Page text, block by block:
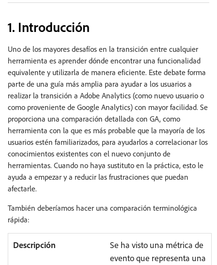
1. Introducción
Uno de los mayores desafíos en la transición entre cualquier
herramienta es aprender dónde encontrar una funcionalidad
equivalente y utilizarla de manera eficiente. Este debate forma
parte de una guía más amplia para ayudar a los usuarios a
realizar la transición a Adobe Analytics (como nuevo usuario o
como proveniente de Google Analytics) con mayor facilidad. Se
proporciona una comparación detallada con GA, como
herramienta con la que es más probable que la mayoría de los
usuarios estén familiarizados, para ayudarlos a correlacionar los
conocimientos existentes con el nuevo conjunto de
herramientas. Cuando no haya sustituto en la práctica, esto le
ayuda a empezar y a reducir las frustraciones que puedan
afectarle.
También deberíamos hacer una comparación terminológica
rápida:
Descripción
Se ha visto una métrica de
evento que representa una